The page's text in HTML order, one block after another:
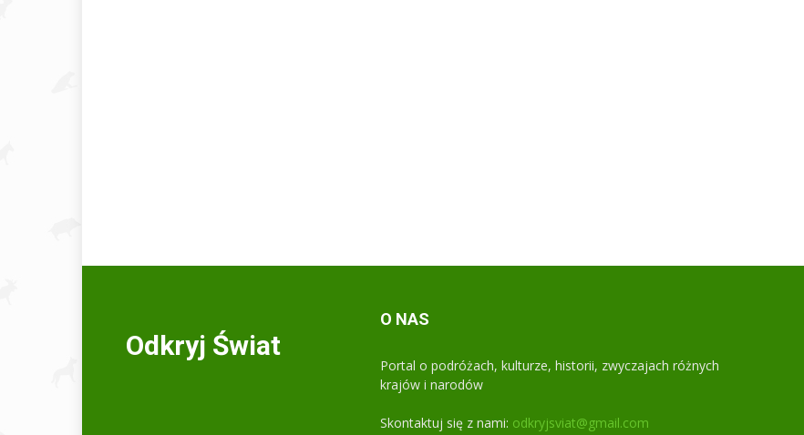
Odkryj Świat
O NAS
Portal o podróżach, kulturze, historii, zwyczajach różnych
krajów i narodów
Skontaktuj się z nami: odkryjsviat@gmail.com